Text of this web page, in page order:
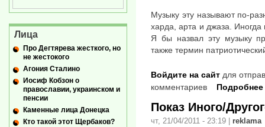
Музыку эту называют по-
харда, арта и джаза.
Я бы назвал эту музыку
также термин
Войдите на сайт для
комментариев
Подробнее
Показ Иного/
чт, 21/04/2011 - 23:19 reklama
Лица
Про Дегтярева жесткого, но
не жестокого
Агония Сталино
Иосиф Кобзон о
православии, украинском и
пенсии
Каменные лица Донецка
Кто такой этот Щербаков?